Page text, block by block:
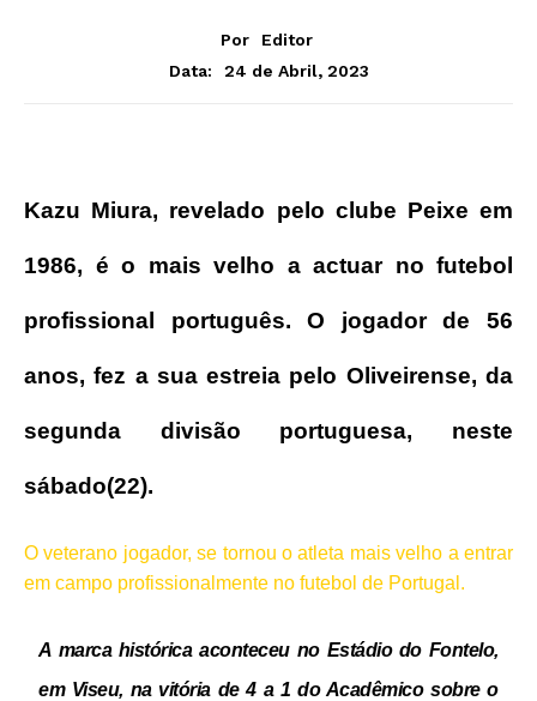
Por
Editor
Data:
24 de Abril, 2023
Kazu Miura, revelado pelo clube Peixe em
1986, é o mais velho a actuar no futebol
profissional português. O jogador de 56
anos, fez a sua estreia pelo Oliveirense, da
segunda divisão portuguesa, neste
sábado(22).
O veterano jogador, se tornou o atleta mais velho a entrar
em campo profissionalmente no futebol de Portugal.
A marca histórica aconteceu no Estádio do Fontelo,
em Viseu, na vitória de 4 a 1 do Acadêmico sobre o